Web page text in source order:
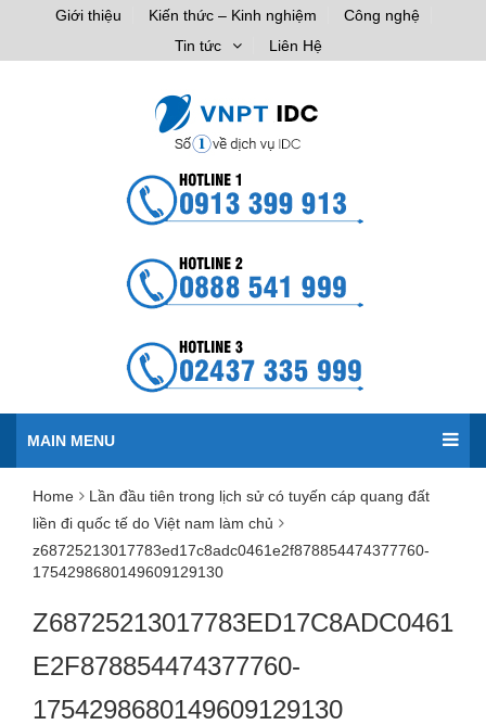
Giới thiệu Kiến thức – Kinh nghiệm
Công nghệ
Tin tức
Liên Hệ
MAIN MENU
Home
Lần đầu tiên trong lịch sử có tuyến cáp quang đất
liền đi quốc tế do Việt nam làm chủ
z68725213017783ed17c8adc0461e2f878854474377760-
1754298680149609129130
Z68725213017783ED17C8ADC0461
E2F878854474377760-
1754298680149609129130